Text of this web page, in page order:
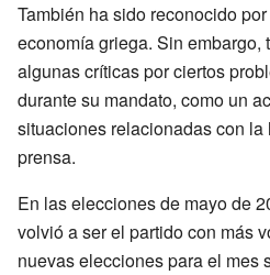
También ha sido reconocido
economía griega. Sin embargo,
algunas críticas por ciertos
durante su mandato, como un
situaciones relacionadas con
prensa.
En las elecciones de mayo de
volvió a ser el partido con más
nuevas elecciones para el mes